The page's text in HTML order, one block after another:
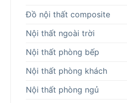
Đồ nội thất composite
Nội thất ngoài trời
Nội thất phòng bếp
Nội thất phòng khách
Nội thất phòng ngủ